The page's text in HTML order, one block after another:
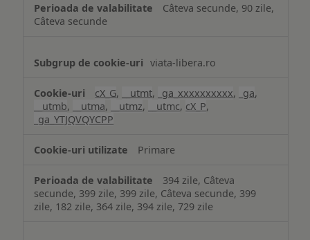
Câteva secunde, 90 zile,
Câteva secunde
viata-libera.ro
cX_G, __utmt, _ga_xxxxxxxxxx, _ga,
__utmb, __utma, __utmz, __utmc, cX_P,
_ga_YTJQVQYCPP
Primare
394 zile, Câteva
secunde, 399 zile, 399 zile, Câteva secunde, 399
zile, 182 zile, 364 zile, 394 zile, 729 zile